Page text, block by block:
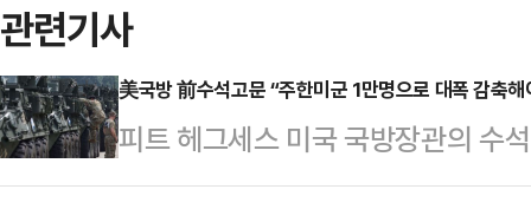
관련기사
美국방 前수석고문 “주한미군 1만명으로 대폭 감축해
피트 헤그세스 미국 국방장관의 수
8500명가량인 주한미군 중에서 지